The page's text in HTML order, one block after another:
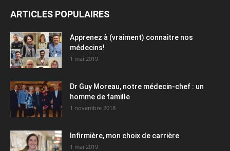
ARTICLES POPULAIRES
Apprenez à (vraiment) connaitre nos
médecins!
1 mai 2019
Dr Guy Moreau, notre médecin-chef : un
homme de famille
1 novembre 2018
Infirmière, mon choix de carrière
1 mai 2019